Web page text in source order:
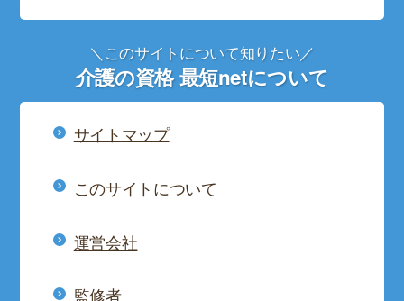
＼このサイトについて知りたい／
介護の資格 最短netについて
サイトマップ
このサイトについて
運営会社
監修者